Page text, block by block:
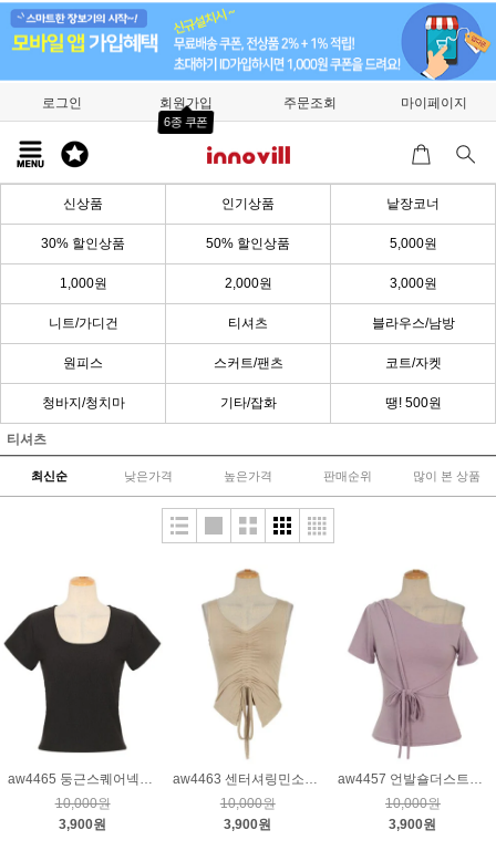
로그인 회원가입
6종 쿠폰
주문조회 마이페이지
신상품 인기상품 낱장코너
30% 할인상품 50% 할인상품 5,000원
1,000원 2,000원 3,000원
니트/가디건 티셔츠 블라우스/남방
원피스 스커트/팬츠 코트/자켓
청바지/청치마 기타/잡화 땡! 500원
티셔츠
최신순 낮은가격 높은가격 판매순위 많이 본 상품
aw4465 둥근스퀘어넥티_블랙
10,000원
3,900원
aw4463 센터셔링민소매티_베이지
10,000원
3,900원
aw4457 언발숄더스트링티_퍼플
10,000원
3,900원